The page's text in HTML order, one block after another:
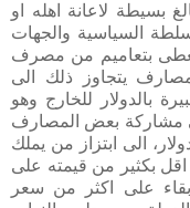
بسيطة لاعانة اهله او
السياسية والجهات
بتعاميم من مصرف
يتجاوز ذلك الى
بالدولار للخارج وهو
مشاركة بعض المصارف
الى ابتزاز من يملك
بكثير من قيمته على
على اكثر من سعر